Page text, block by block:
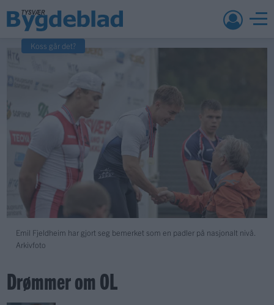
Emil Fjeldheim har gjort seg bemerket som en padler på nasjonalt nivå.
Arkivfoto
Koss går det?
Drømmer om OL